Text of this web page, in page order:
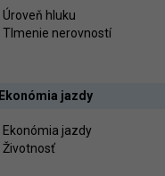
Úroveň hluku
Tlmenie nerovností
Ekonómia jazdy
Ekonómia jazdy
Životnosť